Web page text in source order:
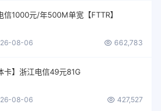
信1000元/年500M单宽【FTTR】
08-06 662,783
卡】浙江电信49元81G
08-06 427,527